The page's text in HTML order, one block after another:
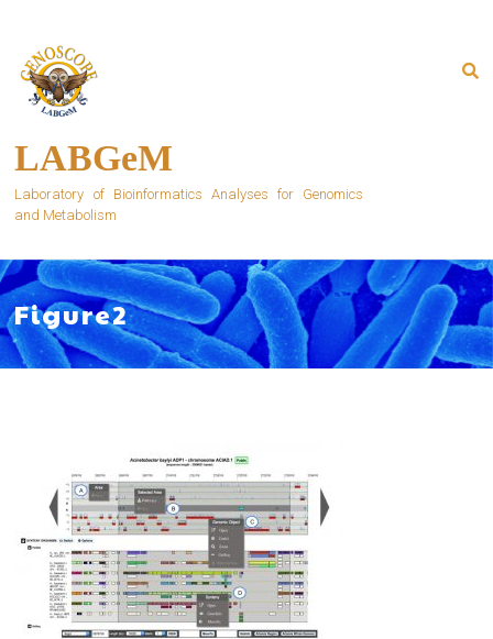
content
LABGeM
Laboratory of Bioinformatics Analyses for Genomics
and Metabolism
Figure2